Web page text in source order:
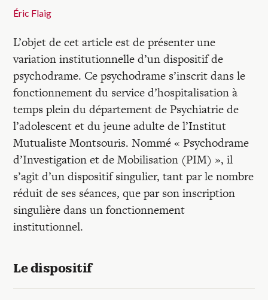
Blocs-notes
Recherches
Entretiens
Revues
Colloque
Mon compte
Éric Flaig
L’objet de cet article est de présenter une
variation institutionnelle d’un dispositif de
psychodrame. Ce psychodrame s’inscrit dans le
fonctionnement du service d’hospitalisation à
temps plein du département de Psychiatrie de
l’adolescent et du jeune adulte de l’Institut
Mutualiste Montsouris. Nommé « Psychodrame
d’Investigation et de Mobilisation (PIM) », il
s’agit d’un dispositif singulier, tant par le nombre
réduit de ses séances, que par son inscription
singulière dans un fonctionnement
institutionnel.
Le dispositif